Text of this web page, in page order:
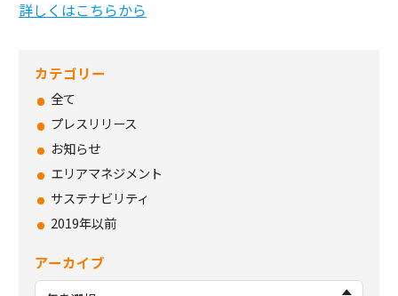
詳しくはこちらから
カテゴリー
全て
プレスリリース
お知らせ
エリアマネジメント
サステナビリティ
2019年以前
アーカイブ